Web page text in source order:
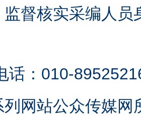
督核实采编人员
话：010-
网站公众传媒